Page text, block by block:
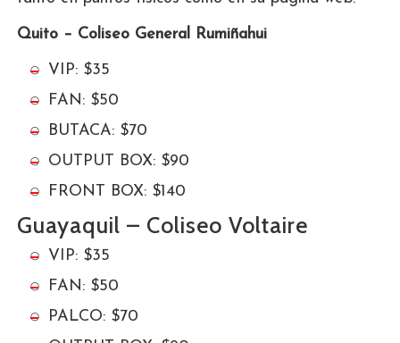
Quito – Coliseo General Rumiñahui
VIP: $35
FAN: $50
BUTACA: $70
OUTPUT BOX: $90
FRONT BOX: $140
Guayaquil – Coliseo Voltaire
VIP: $35
FAN: $50
PALCO: $70